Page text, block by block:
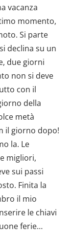
nel primo pomeriggio, troviamo il campeggio dove noleggiamo un bungalow omniconfort (nel senso che ha un bagno privato) a pochi euro. Le terme, qui non sono un granche, sono sostanzialmente una piscina con un po di getti per l’idromassaggio, ma va bene lo stesso. Il giorno dopo decidiamo di andare alle terme di Szeged, ad una cinquantina di km, e sono tutta un’altra cosa! Si passa dagli scivoli d’acqua alle zone con i fanghi alla spa, le dimensioni sono immense. Arriva cosi la nostra ultima notte in Ungheria. Giorno 14 Mako Krk L’idea era quella di arrivare a metà Croazia, per poi l’indomani partire alla volta di Trieste dove avrei incontrato i miei parenti. Poi alla fine, cosa ci facciamo nella pianura croata? Allora ci sfacchiniamo 800 km alla volta del mare. Arriviamo all’isola di KRK ma facciamo l’idiozia di fermarci al primo campeggio: orrendo, esattamente di fronte ad una raffineria, bagni zozzi e straffollato, ma l’ora è tarda ed un bagno in mare è sempre un bagno in mare. Alla sera andiamo a KRK con l’intenzione di mangiare del sano pesce: sono due settimane che ci nutriamo praticamente solo di cose fritte e gulash! Anche se il posto è molto turistico, apprezziamo le pietanze sicuramente congelate. Giorno 15 Krk – Capodistria Alla sera mi dovrò incontrare per andare a cena con i parenti di Trieste, quindi decido per una tappa di avvicinamento, e cosi in un’oretta siamo a Capodistria. Troviamo un campeggio carino anche se un po’ congestionato, ma siamo ad Agosto, non credo si possa pretendere di più. Passiamo la giornata al mare e alla sera, a Trieste, ceniamo in un ottimo agriturismo, dove evitiamo accuratamente tutto ciò che è fritto. Durante il rientro a Capodistria, la mia fedele 1150 GS manifesta il primo problema dopo 30000 km: lampadina fulminata, mi toccherà viaggiare con gli abbaglianti Alla notte veniamo colti dal più impressionante temporale che abbia mai visto, la nostra tenda tiene ma molt